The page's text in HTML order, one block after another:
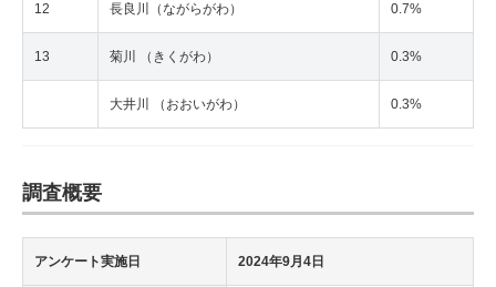
12 長良川（ながらがわ） 0.7%
13 菊川 （きくがわ） 0.3%
大井川 （おおいがわ） 0.3%
調査概要
アンケート実施日 2024年9月4日